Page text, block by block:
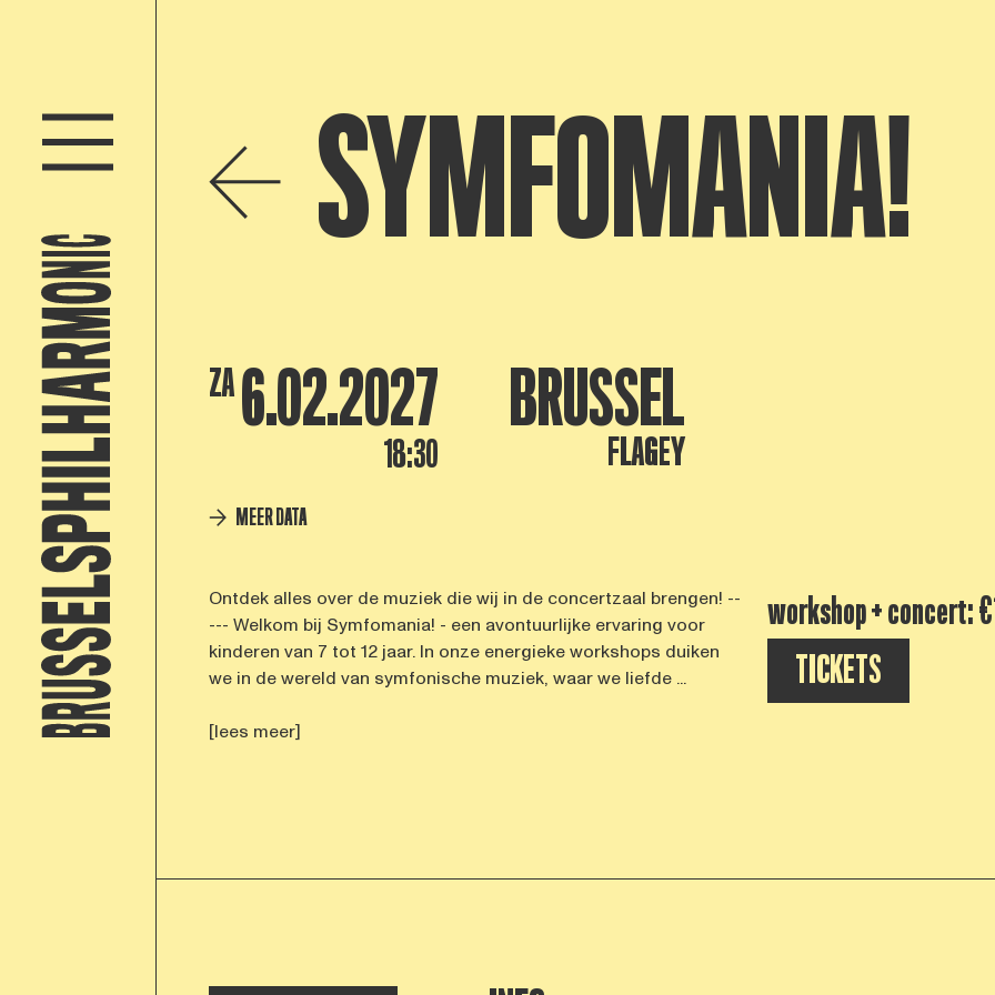
SYMFOMANIA!
ZA6.02.2027
18:30
BRUSSEL
FLAGEY
MEER DATA
Ontdek alles over de muziek die wij in de concertzaal brengen! --
--- Welkom bij Symfomania! - een avontuurlijke ervaring voor
kinderen van 7 tot 12 jaar. In onze energieke workshops duiken
we in de wereld van symfonische muziek, waar we liefde ...
[lees meer]
workshop + concert:
TICKETS